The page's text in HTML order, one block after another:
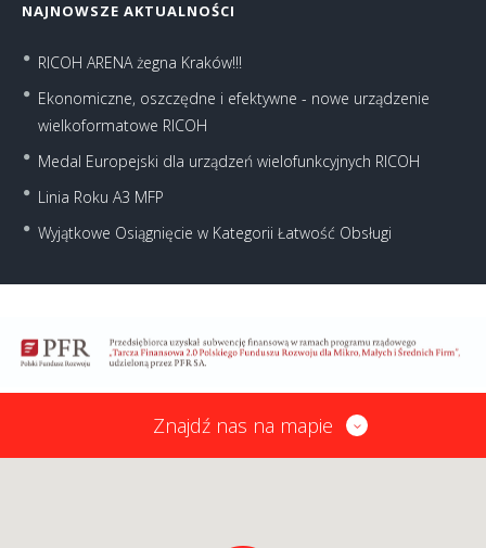
NAJNOWSZE AKTUALNOŚCI
RICOH ARENA żegna Kraków!!!
Ekonomiczne, oszczędne i efektywne - nowe urządzenie
wielkoformatowe RICOH
Medal Europejski dla urządzeń wielofunkcyjnych RICOH
Linia Roku A3 MFP
Wyjątkowe Osiągnięcie w Kategorii Łatwość Obsługi
Znajdź nas na mapie